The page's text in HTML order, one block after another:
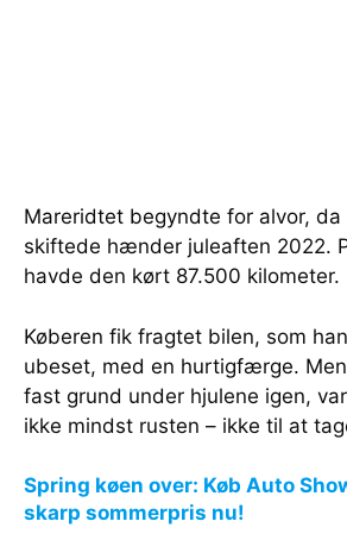
Mareridtet begyndte for alvor, da
skiftede hænder juleaften 2022.
havde den kørt 87.500 kilometer.
Køberen fik fragtet bilen, som
ubeset, med en hurtigfærge.
fast grund under hjulene igen,
ikke mindst rusten – ikke til at
Spring køen over: Køb Auto
skarp sommerpris nu!